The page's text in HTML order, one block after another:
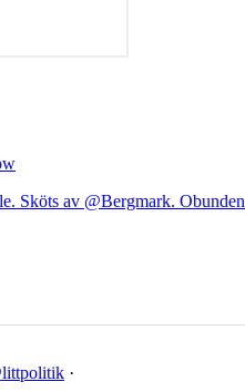
Sköts av @Bergmark.
·